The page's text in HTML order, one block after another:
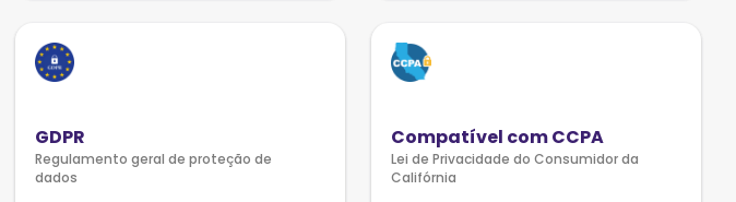
GDPR
Regulamento geral de proteção de
dados
Compatível com CCPA
Lei de Privacidade do Consumidor da
Califórnia